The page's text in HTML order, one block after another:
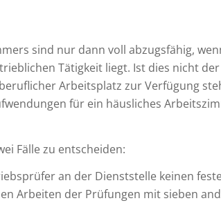
sind nur dann voll abzugsfähig,
Tätigkeit liegt. Ist dies nicht der
Arbeitsplatz zur Verfügung
für ein häusliches
Fälle zu entscheiden:
an der Dienststelle keinen
Arbeiten der Prüfungen mit sieben